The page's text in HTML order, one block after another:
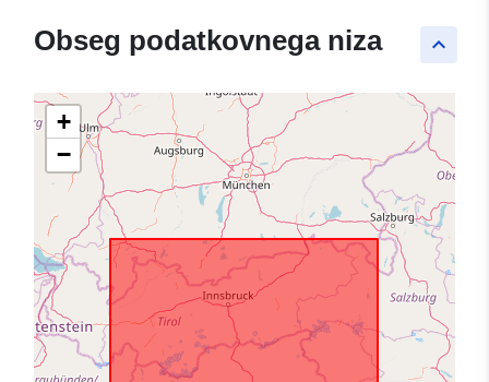
keyboard_arrow_up
Obseg podatkovnega niza
+
−